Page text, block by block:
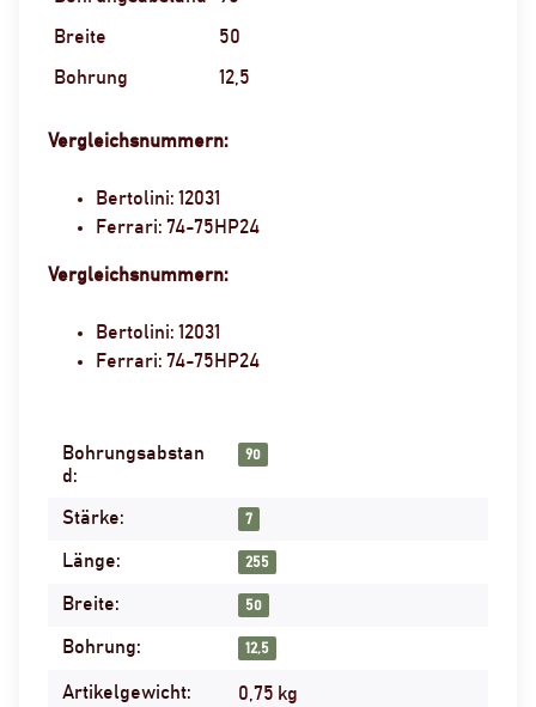
Breite 50
Bohrung 12,5
Vergleichsnummern:
Bertolini: 12031
Ferrari: 74-75HP24
Vergleichsnummern:
Bertolini: 12031
Ferrari: 74-75HP24
Produkteigenschaft
Wert
Bohrungsabstan
d:
90
Stärke: 7
Länge: 255
Breite: 50
Bohrung: 12,5
Artikelgewicht: 0,75 kg